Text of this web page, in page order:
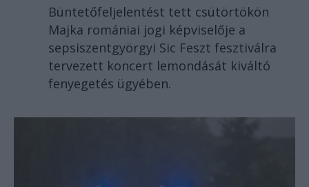
Büntetőfeljelentést tett csütörtökön
Majka romániai jogi képviselője a
sepsiszentgyörgyi Sic Feszt fesztiválra
tervezett koncert lemondását kiváltó
fenyegetés ügyében.